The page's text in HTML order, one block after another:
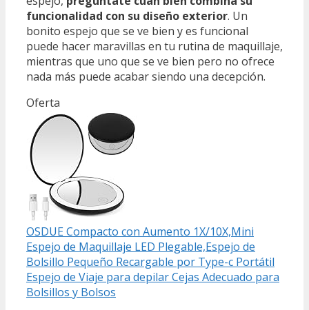
funcionalidad con su diseño exterior. Un
bonito espejo que se ve bien y es funcional
puede hacer maravillas en tu rutina de maquillaje,
mientras que uno que se ve bien pero no ofrece
nada más puede acabar siendo una decepción.
Oferta
OSDUE Compacto con Aumento 1X/10X,Mini
Espejo de Maquillaje LED Plegable,Espejo de
Bolsillo Pequeño Recargable por Type-c Portátil
Espejo de Viaje para depilar Cejas Adecuado para
Bolsillos y Bolsos